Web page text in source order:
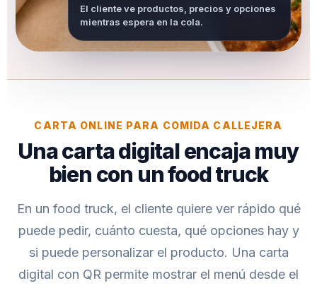
El cliente ve productos, precios y opciones
mientras espera en la cola.
CARTA ONLINE PARA COMIDA CALLEJERA
Una carta digital encaja muy
bien con un food truck
En un food truck, el cliente quiere ver rápido qué
puede pedir, cuánto cuesta, qué opciones hay y
si puede personalizar el producto. Una carta
digital con QR permite mostrar el menú desde el